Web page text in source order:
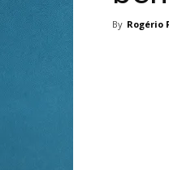
By Rogério